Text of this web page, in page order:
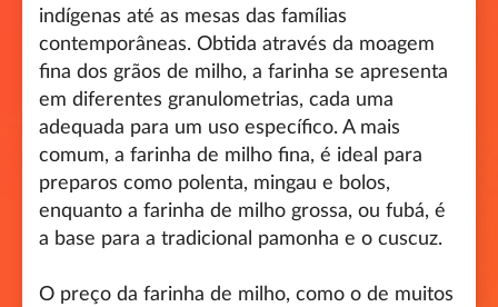
indígenas até as mesas das famílias
contemporâneas. Obtida através da moagem
fina dos grãos de milho, a farinha se apresenta
em diferentes granulometrias, cada uma
adequada para um uso específico. A mais
comum, a farinha de milho fina, é ideal para
preparos como polenta, mingau e bolos,
enquanto a farinha de milho grossa, ou fubá, é
a base para a tradicional pamonha e o cuscuz.
O preço da farinha de milho, como o de muitos